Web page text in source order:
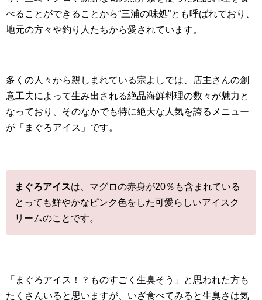
べることができることから“三浦の味処”とも呼ばれており、
地元の方々や釣り人たちから愛されています。
多くの人々から親しまれている宗よしでは、店主さんの創
意工夫によって生み出される絶品海鮮料理の数々が魅力と
なっており、そのなかでも特に絶大な人気を誇るメニュー
が「まぐろアイス」です。
まぐろアイスは、マグロの赤身が20％も含まれている
とっても鮮やかなピンク色をした可愛らしいアイスク
リームのことです。
「まぐろアイス！？ものすごく生臭そう」と思われた方も
たくさんいると思いますが、いざ食べてみると生臭さは気